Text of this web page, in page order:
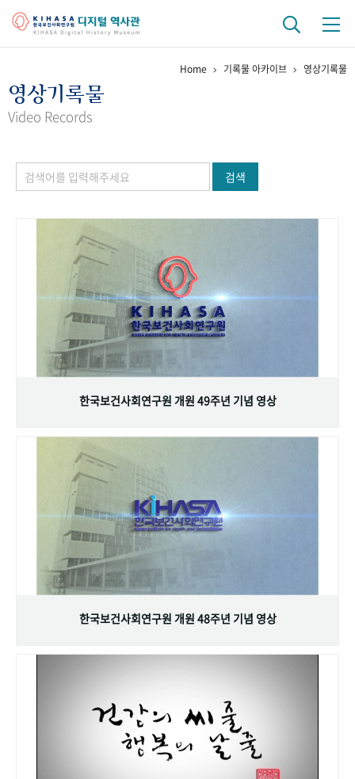
걸어온 길 기관 변천사
정책과 연구 키워드로 보는 연구 역사
연구자들
기록물 아카이브
사진 아카이브 문서 기록물 행정박물 영상 기록물
주년 기념
성과 50선 숫자로 보는 50년
VR 역사관
Home 기록물 아카이브 영상기록물
영상기록물
Video Records
검색
한국보건사회연구원 개원 49주년 기념 영상
한국보건사회연구원 개원 48주년 기념 영상